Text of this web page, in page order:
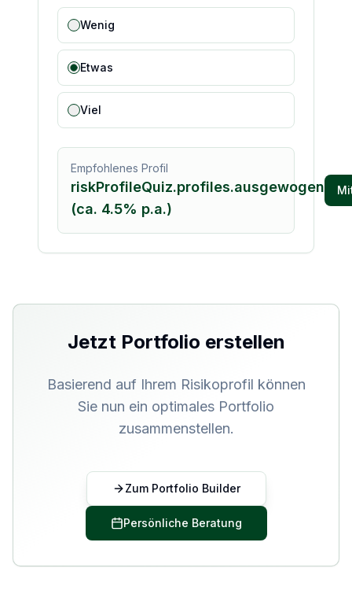
Wenig
Etwas
Viel
Empfohlenes Profil
riskProfileQuiz.profiles.ausgewogen
(ca. 4.5% p.a.)
Jetzt Portfolio erstellen
Basierend auf Ihrem Risikoprofil können
Sie nun ein optimales Portfolio
zusammenstellen.
Zum Portfolio Builder
Persönliche Beratung